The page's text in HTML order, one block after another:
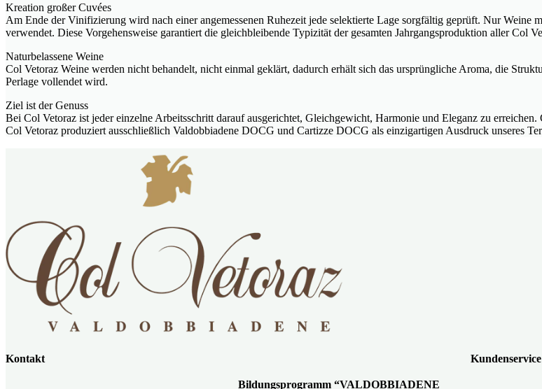
Kreation großer Cuvées
Am Ende der Vinifizierung wird nach einer angemessenen Ruhezeit jede selektierte Lage sorgfältig geprüft. Nur Weine
verwendet. Diese Vorgehensweise garantiert die gleichbleibende Typizität der gesamten Jahrgangsproduktion aller Col
Naturbelassene Weine
Col Vetoraz Weine werden nicht behandelt, nicht einmal geklärt, dadurch erhält sich das ursprüngliche Aroma, die
Perlage vollendet wird.
Ziel ist der Genuss
Bei Col Vetoraz ist jeder einzelne Arbeitsschritt darauf ausgerichtet, Gleichgewicht, Harmonie und Eleganz zu
Col Vetoraz produziert ausschließlich Valdobbiadene DOCG und Cartizze DOCG als einzigartigen Ausdruck unseres
Kontakt
Bildungsprogramm “VALDOBBIADENE
Kundenservice